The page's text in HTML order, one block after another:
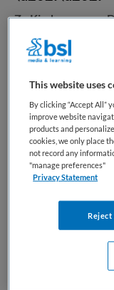
Zo Kinderopvang,
VAKGEBIED
Kinderopvang
BRANCHE
BSO
This website uses
By clicking “Accept All”
improve website
products and
cookies, we only place
not record any
"manage preferences"
Privacy Statement
Reject